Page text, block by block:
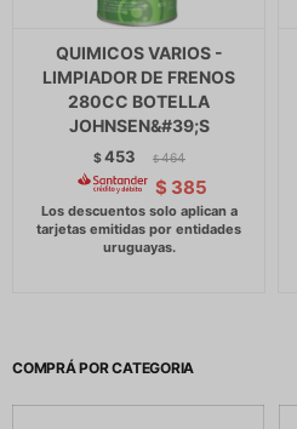
QUIMICOS VARIOS -
LIMPIADOR DE FRENOS
280CC BOTELLA
JOHNSEN&#39;S
$453 $ 464
$ 385
COMPRÁ POR CATEGORIA